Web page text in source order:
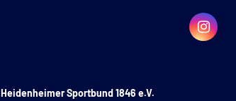
Heidenheimer Sportbund 1846 e.V.